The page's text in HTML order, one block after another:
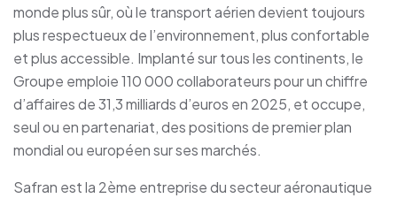
monde plus sûr, où le transport aérien devient toujours
plus respectueux de l’environnement, plus confortable
et plus accessible. Implanté sur tous les continents, le
Groupe emploie 110 000 collaborateurs pour un chiffre
d’affaires de 31,3 milliards d’euros en 2025, et occupe,
seul ou en partenariat, des positions de premier plan
mondial ou européen sur ses marchés.
Safran est la 2ème entreprise du secteur aéronautique